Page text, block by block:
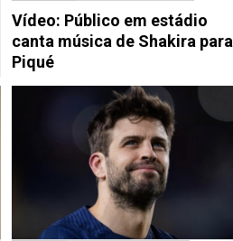
Vídeo: Público em estádio
canta música de Shakira para
Piqué